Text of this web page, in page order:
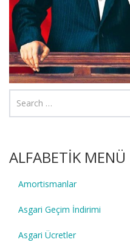
ALFABETİK MENÜ
Amortismanlar
Asgari Geçim İndirimi
Asgari Ücretler